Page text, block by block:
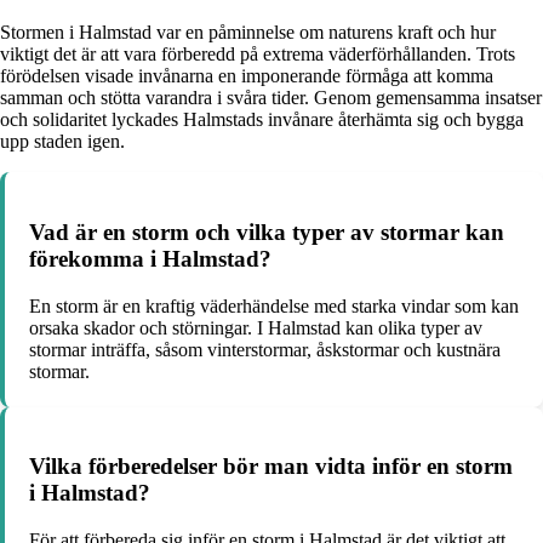
Stormen i Halmstad var en påminnelse om naturens kraft och hur
viktigt det är att vara förberedd på extrema väderförhållanden. Trots
förödelsen visade invånarna en imponerande förmåga att komma
samman och stötta varandra i svåra tider. Genom gemensamma insatser
och solidaritet lyckades Halmstads invånare återhämta sig och bygga
upp staden igen.
Vad är en storm och vilka typer av stormar kan
förekomma i Halmstad?
En storm är en kraftig väderhändelse med starka vindar som kan
orsaka skador och störningar. I Halmstad kan olika typer av
stormar inträffa, såsom vinterstormar, åskstormar och kustnära
stormar.
Vilka förberedelser bör man vidta inför en storm
i Halmstad?